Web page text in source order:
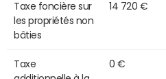
Taxe foncière sur
les propriétés non
bâties
14 720 €
Taxe
0 €